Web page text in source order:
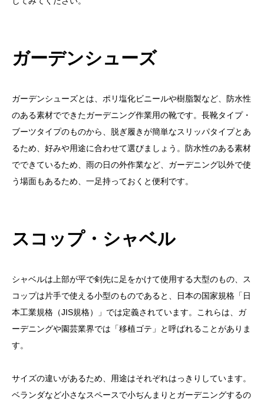
ガーデンシューズ
ガーデンシューズとは、ポリ塩化ビニールや樹脂製など、防水性
のある素材でできたガーデニング作業用の靴です。長靴タイプ・
ブーツタイプのものから、脱ぎ履きが簡単なスリッパタイプとあ
るため、好みや用途に合わせて選びましょう。防水性のある素材
でできているため、雨の日の外作業など、ガーデニング以外で使
う場面もあるため、一足持っておくと便利です。
スコップ・シャベル
シャベルは上部が平で剣先に足をかけて使用する大型のもの、ス
コップは片手で使える小型のものであると、日本の国家規格「日
本工業規格（JIS規格）」では定義されています。これらは、ガ
ーデニングや園芸業界では「移植ゴテ」と呼ばれることがありま
す。
サイズの違いがあるため、用途はそれぞれはっきりしています。
ベランダなど小さなスペースで小ぢんまりとガーデニングするの